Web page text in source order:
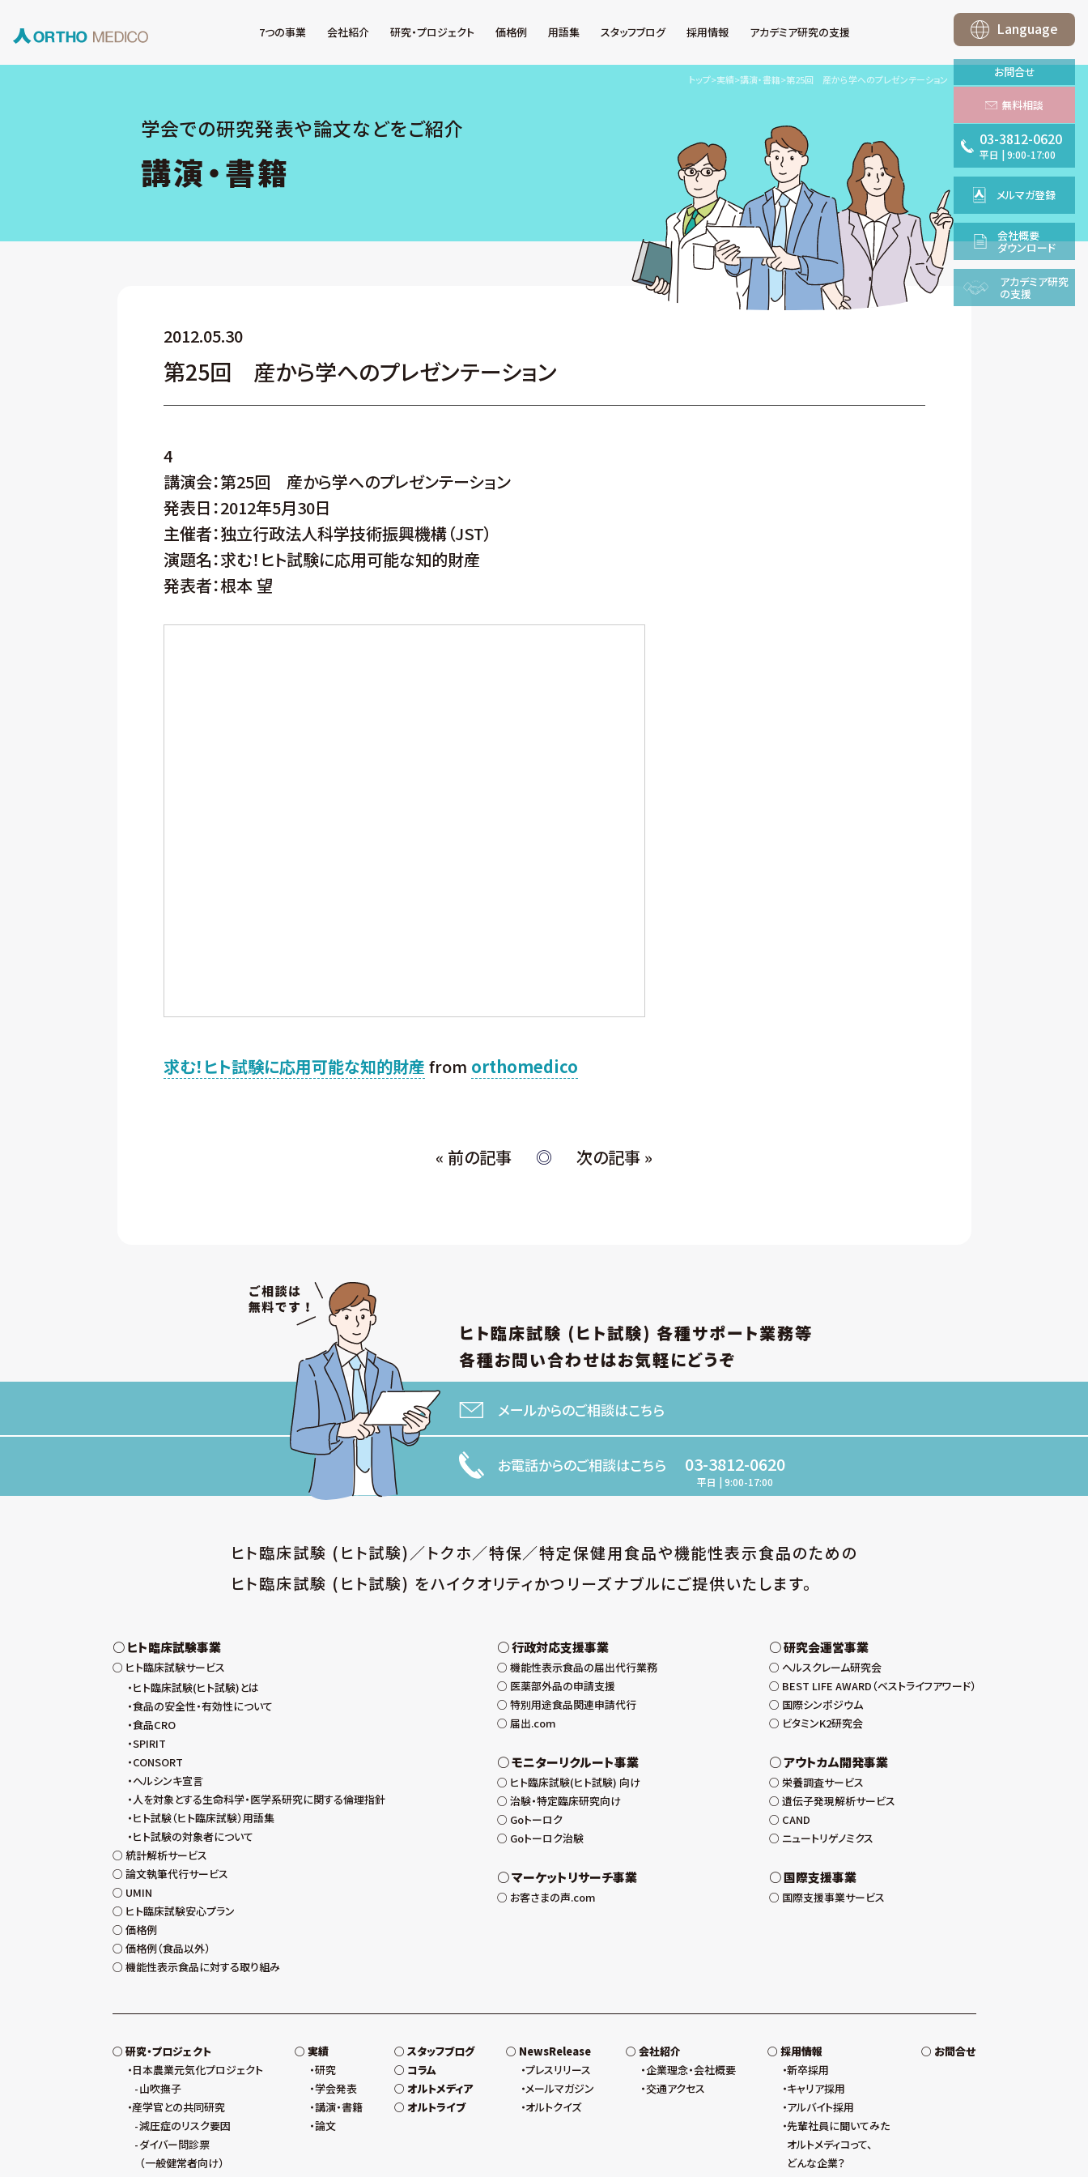
7つの事業 会社紹介 研究・プロジェクト 価格例 用語集 スタッフブログ 採用情報 アカデミア研究の支援
トップ>実績>講演・書籍>第25回 産から学へのプレゼンテーション
Language
お問合せ
無料相談
03-3812-0620
平日 |9:00-17:00
メルマガ登録
会社概要
ダウンロード
アカデミア研究
の支援
学会での研究発表や論文などをご紹介
講演・書籍
2012.05.30
第25回 産から学へのプレゼンテーション
4
講演会：第25回 産から学へのプレゼンテーション
発表日：2012年5月30日
主催者：独立行政法人科学技術振興機構（JST）
演題名：求む！ヒト試験に応用可能な知的財産
発表者：根本 望
求む！ヒト試験に応用可能な知的財産 from orthomedico
« 前の記事 次の記事 »
ヒト臨床試験 (ヒト試験) 各種サポート業務等
各種お問い合わせはお気軽にどうぞ
メールからのご相談はこちら
お電話からのご相談はこちら 03-3812-0620
平日 | 9:00-17:00
ヒト臨床試験 (ヒト試験)／トクホ／特保／特定保健用食品や機能性表示食品のための
ヒト臨床試験 (ヒト試験) をハイクオリティかつリーズナブルにご提供いたします。
ヒト臨床試験事業
ヒト臨床試験サービス
ヒト臨床試験(ヒト試験)とは
食品の安全性・有効性について
食品CRO
SPIRIT
CONSORT
ヘルシンキ宣言
人を対象とする生命科学・医学系研究に関する倫理指針
ヒト試験（ヒト臨床試験）用語集
ヒト試験の対象者について
統計解析サービス
論文執筆代行サービス
UMIN
ヒト臨床試験安心プラン
価格例
価格例（食品以外）
機能性表示食品に対する取り組み
行政対応支援事業
機能性表示食品の届出代行業務
医薬部外品の申請支援
特別用途食品関連申請代行
届出.com
モニターリクルート事業
ヒト臨床試験(ヒト試験) 向け
治験・特定臨床研究向け
Goトーロク
Goトーロク治験
マーケットリサーチ事業
お客さまの声.com
研究会運営事業
ヘルスクレーム研究会
BEST LIFE AWARD（ベストライフアワード）
国際シンポジウム
ビタミンK2研究会
アウトカム開発事業
栄養調査サービス
遺伝子発現解析サービス
CAND
ニュートリゲノミクス
国際支援事業
国際支援事業サービス
研究・プロジェクト
日本農業元気化プロジェクト
山吹撫子
産学官との共同研究
減圧症のリスク要因
ダイバー問診票
（一般健常者向け）
実績
研究
学会発表
講演・書籍
論文
スタッフブログ
コラム
オルトメディア
オルトライブ
NewsRelease
プレスリリース
メールマガジン
オルトクイズ
会社紹介
企業理念・会社概要
交通アクセス
採用情報
新卒採用
キャリア採用
アルバイト採用
先輩社員に聞いてみた
オルトメディコって、
どんな企業？
お問合せ